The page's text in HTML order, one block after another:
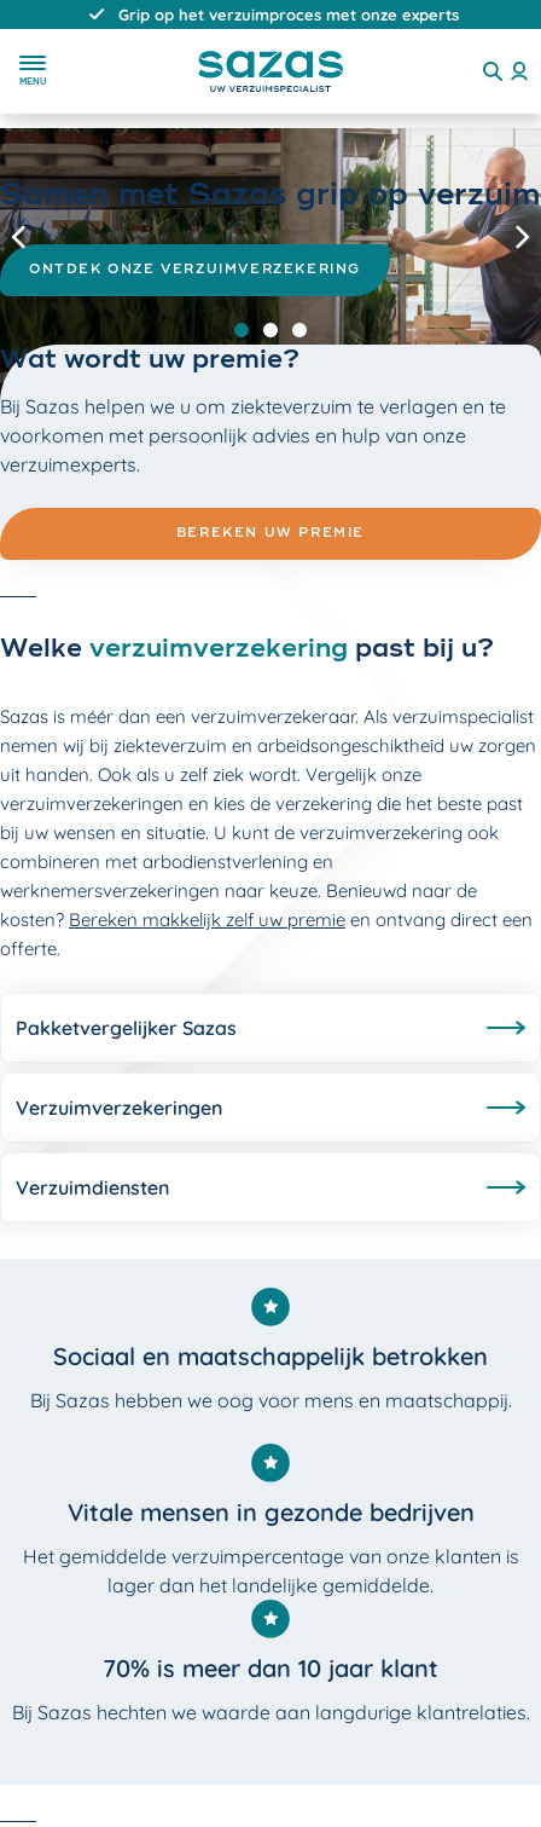
Direct, persoonlijk en deskundig advies
MENU
Samen met Sazas grip op verzuim
ONTDEK ONZE VERZUIMVERZEKERING
Vorige
Slide 0Slide 1Slide 2
Wat wordt uw premie?
Bij Sazas helpen we u om ziekte­verzuim te verlagen en te
voorkomen met persoonlijk advies en hulp van onze
verzuimexperts.
BEREKEN UW PREMIE
Welke verzuimverzekering past bij u?
Sazas is méér dan een verzuimverzekeraar. Als verzuimspecialist
nemen wij bij ziekteverzuim en arbeidsongeschiktheid uw zorgen
uit handen. Ook als u zelf ziek wordt. Vergelijk onze
verzuimverzekeringen en kies de verzekering die het beste past
bij uw wensen en situatie. U kunt de verzuimverzekering ook
combineren met arbodienstverlening en
werknemersverzekeringen naar keuze. Benieuwd naar de
kosten? Bereken makkelijk zelf uw premie en ontvang direct een
offerte.
Pakketvergelijker Sazas
Verzuimverzekeringen
Verzuimdiensten
Sociaal en maatschappelijk betrokken
Bij Sazas hebben we oog voor mens en maat­schappij.
Vitale mensen in gezonde bedrijven
Het gemiddelde verzuimpercentage van onze klanten is
lager dan het landelijke gemiddelde.
70% is meer dan 10 jaar klant
Bij Sazas hechten we waarde aan langdurige klantrelaties.